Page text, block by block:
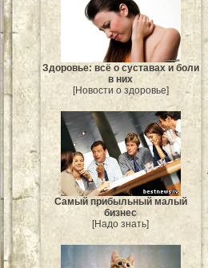
Здоровье: всё о суставах и боли
в них
[Новости о здоровье]
Самый прибыльный малый
бизнес
[Надо знать]